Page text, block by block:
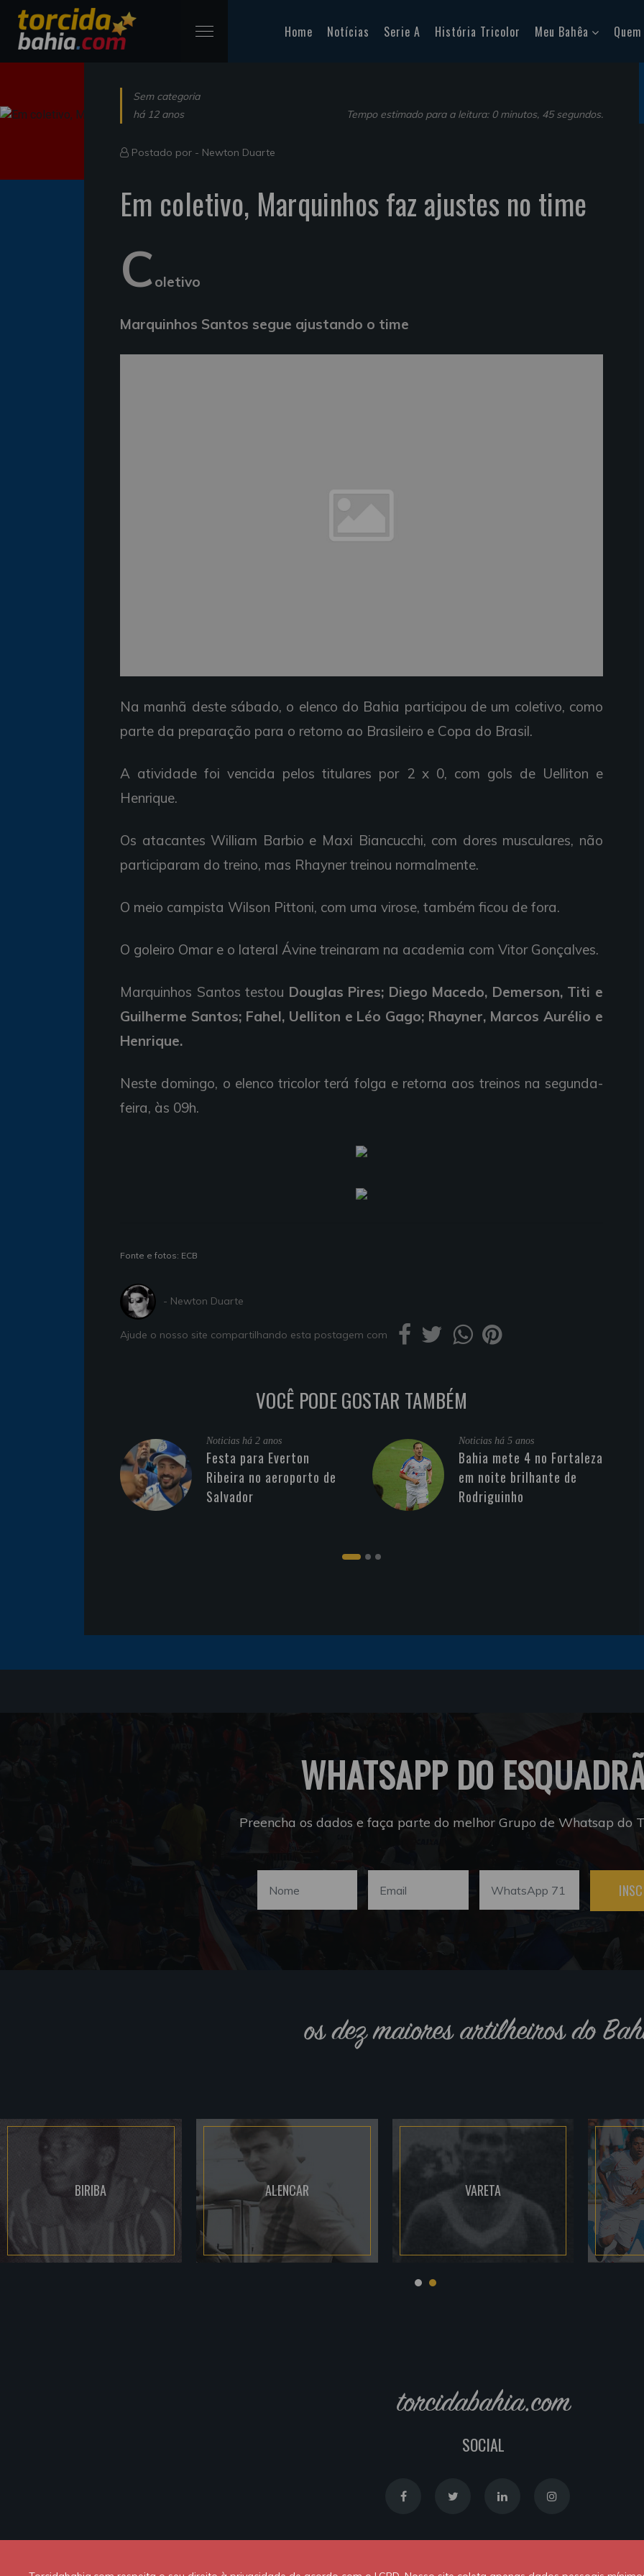
Home Notícias Serie A História Tricolor Meu Bahêa
Sem categoria
há 12 anos
Tempo estimado para a leitura: 0 minutos, 45 segundos.
Postado por - Newton Duarte
Em coletivo, Marquinhos faz ajustes no time
Coletivo
Marquinhos Santos segue ajustando o time
Na manhã deste sábado, o elenco do Bahia participou de um coletivo, como
parte da preparação para o retorno ao Brasileiro e Copa do Brasil.
A atividade foi vencida pelos titulares por 2 x 0, com gols de Uelliton e
Henrique.
Os atacantes William Barbio e Maxi Biancucchi, com dores musculares, não
participaram do treino, mas Rhayner treinou normalmente.
O meio campista Wilson Pittoni, com uma virose, também ficou de fora.
O goleiro Omar e o lateral Ávine treinaram na academia com Vitor Gonçalves.
Marquinhos Santos testou Douglas Pires; Diego Macedo, Demerson, Titi e
Guilherme Santos; Fahel, Uelliton e Léo Gago; Rhayner, Marcos Aurélio e
Henrique.
Neste domingo, o elenco tricolor terá folga e retorna aos treinos na segunda-
feira, às 09h.
Fonte e fotos: ECB
- Newton Duarte
Ajude o nosso site compartilhando esta postagem com
VOCÊ PODE GOSTAR TAMBÉM
Noticias há 2 anos
Festa para Everton
Ribeira no aeroporto de
Salvador
Noticias há 5 anos
Bahia mete 4 no Fortaleza
em noite brilhante de
Rodriguinho
WHATSAPP DO
Preencha os dados e faça parte do melhor Grupo de Whatsap do
os dez maiores artilheiros do
BIRIBA ALENCAR VARETA
torcidabahia.com
SOCIAL